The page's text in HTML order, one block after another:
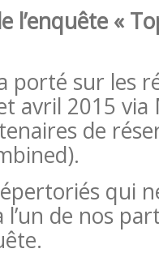
l’enquête «
porté sur les
avril 2015 via
de
qui
l’un de nos